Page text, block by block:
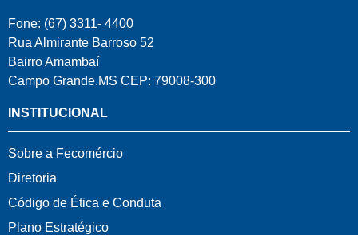
Fone: (67) 3311- 4400
Rua Almirante Barroso 52
Bairro Amambaí
Campo Grande.MS CEP: 79008-300
INSTITUCIONAL
Sobre a Fecomércio
Diretoria
Código de Ética e Conduta
Plano Estratégico